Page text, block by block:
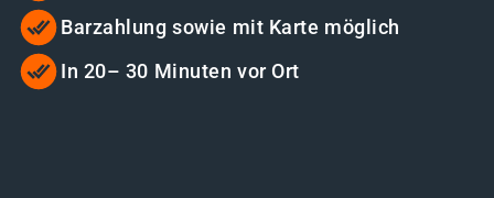
Barzahlung sowie mit Karte möglich
In 20– 30 Minuten vor Ort